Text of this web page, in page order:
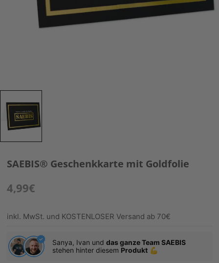
SAEBIS® Geschenkkarte mit Goldfolie
4,99€
inkl. MwSt. und KOSTENLOSER Versand ab 70€
Sanya, Ivan und das ganze Team SAEBIS
stehen hinter diesem Produkt 💪